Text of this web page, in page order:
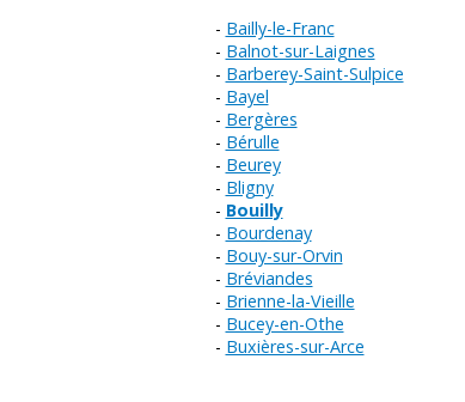
Bailly-le-Franc
Balnot-sur-Laignes
Barberey-Saint-Sulpice
Bayel
Bergères
Bérulle
Beurey
Bligny
Bouilly
Bourdenay
Bouy-sur-Orvin
Bréviandes
Brienne-la-Vieille
Bucey-en-Othe
Buxières-sur-Arce